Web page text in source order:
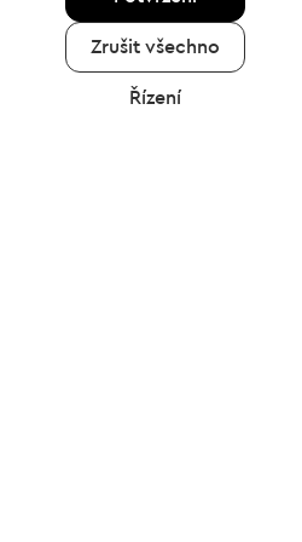
Zrušit všechno
Řízení